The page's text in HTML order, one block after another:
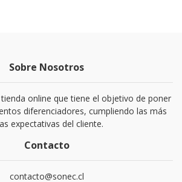
Sobre Nosotros
online que tiene el objetivo de poner
diferenciadores, cumpliendo las más
expectativas del cliente.
Contacto
contacto@sonec.cl